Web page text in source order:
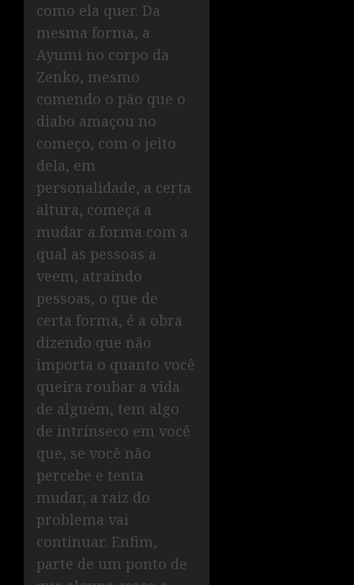
como ela quer. Da
mesma forma, a
Ayumi no corpo da
Zenko, mesmo
comendo o pão que o
diabo amaçou no
começo, com o jeito
dela, em
personalidade, a certa
altura, começa a
mudar a forma com a
qual as pessoas a
veem, atraindo
pessoas, o que de
certa forma, é a obra
dizendo que não
importa o quanto você
queira roubar a vida
de alguém, tem algo
de intrínseco em você
que, se você não
percebe e tenta
mudar, a raiz do
problema vai
continuar. Enfim,
parte de um ponto de